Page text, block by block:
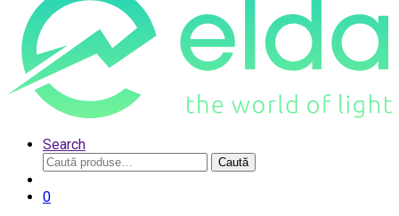
Search
Caută
după:
Caută
0